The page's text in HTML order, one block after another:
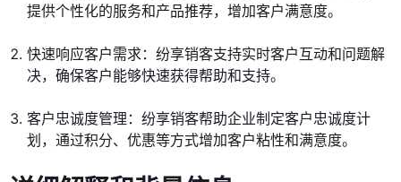
提供个性化的服务和产品推荐，增加客户满意度。
快速响应客户需求：纷享销客支持实时客户互动和问题解
决，确保客户能够快速获得帮助和支持。
客户忠诚度管理：纷享销客帮助企业制定客户忠诚度计
划，通过积分、优惠等方式增加客户粘性和满意度。